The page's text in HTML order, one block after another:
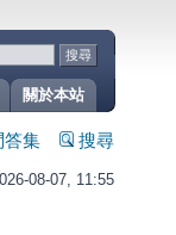
關於本站
答集 搜尋
08-07, 11:55